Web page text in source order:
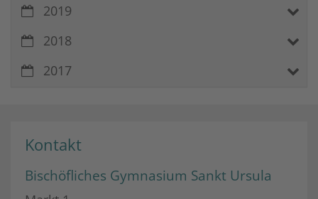
2019
2018
2017
Kontakt
Bischöfliches Gymnasium Sankt Ursula